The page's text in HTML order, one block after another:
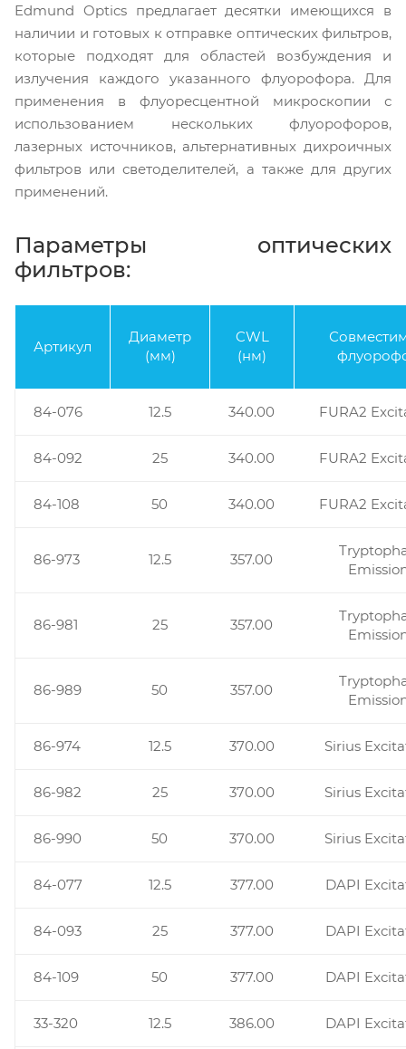
Edmund Optics предлагает десятки имеющихся в
наличии и готовых к отправке оптических фильтров,
которые подходят для областей возбуждения и
излучения каждого указанного флуорофора. Для
применения в флуоресцентной микроскопии с
использованием нескольких флуорофоров,
лазерных источников, альтернативных дихроичных
фильтров или светоделителей, а также для других
применений.
Параметры оптических
фильтров:
Артикул
Диаметр
(мм)
CWL
(нм)
84-076 12.5 340.00 FURA2
84-092 25 340.00 FURA2
84-108 50 340.00 FURA2
86-973 12.5 357.00
86-981 25 357.00
86-989 50 357.00
86-974 12.5 370.00 Sirius
86-982 25 370.00 Sirius
86-990 50 370.00 Sirius
84-077 12.5 377.00 DAPI
84-093 25 377.00 DAPI
84-109 50 377.00 DAPI
33-320 12.5 386.00 DAPI